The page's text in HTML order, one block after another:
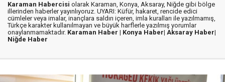
Karaman Habercisi olarak Karaman, Konya, Aksaray, Niğde gibi bölge
illerinden haberler yayınlıyoruz. UYARI: Küfür, hakaret, rencide edici
cümleler veya imalar, inançlara saldırı içeren, imla kuralları ile yazılmamış,
Türkçe karakter kullanılmayan ve büyük harflerle yazılmış yorumlar
onaylanmamaktadır. Karaman Haber | Konya Haber| Aksaray Haber|
Niğde Haber